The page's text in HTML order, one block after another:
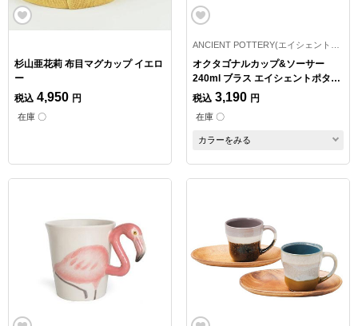
杉山亜花莉 布目マグカップ イエロ
ー
税込 4,950 円
在庫 〇
オクタゴナルカップ&ソーサー
240ml ブラス エイシェントポタリ
ー
税込 3,190 円
在庫 〇
カラーをみる